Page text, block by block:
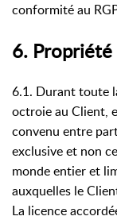
conformité au
6.
6.1. Durant toute
octroie au Client,
convenu entre
exclusive et non
monde entier et
auxquelles le
La licence